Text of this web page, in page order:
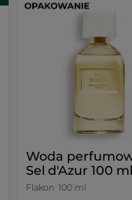
Woda
Sel d'Azur 100 ml
Flakon 100 ml